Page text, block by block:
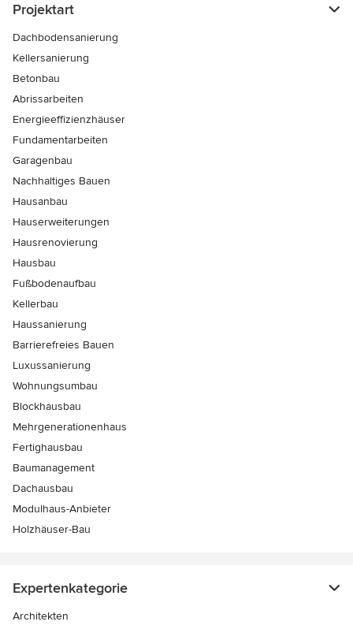
Projektart
Dachbodensanierung
Kellersanierung
Betonbau
Abrissarbeiten
Energieeffizienzhäuser
Fundamentarbeiten
Garagenbau
Nachhaltiges Bauen
Hausanbau
Hauserweiterungen
Hausrenovierung
Hausbau
Fußbodenaufbau
Kellerbau
Haussanierung
Barrierefreies Bauen
Luxussanierung
Wohnungsumbau
Blockhausbau
Mehrgenerationenhaus
Fertighausbau
Baumanagement
Dachausbau
Modulhaus-Anbieter
Holzhäuser-Bau
Expertenkategorie
Architekten